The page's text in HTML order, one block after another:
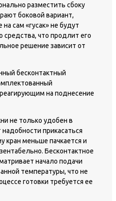
разместить сбоку
боковой вариант,
сам «гусак» не будут
что продлит его
решение зависит от
бесконтактный
на поднесение
не только удобен в
прикасаться
кран меньше пачкается и
Бесконтактное
начало подачи
температуры, что не
готовки требуется ее